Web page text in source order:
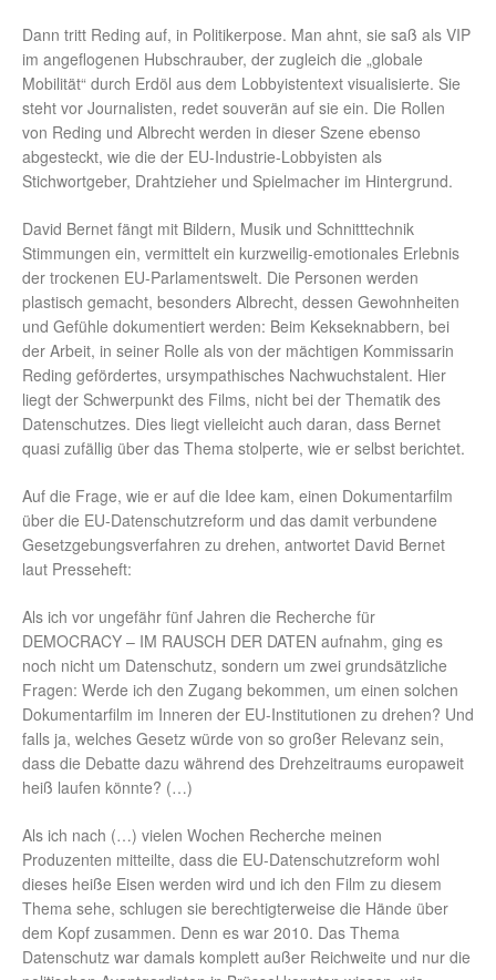
Dann tritt Reding auf, in Politikerpose. Man ahnt, sie saß als VIP
im angeflogenen Hubschrauber, der zugleich die „globale
Mobilität“ durch Erdöl aus dem Lobbyistentext visualisierte. Sie
steht vor Journalisten, redet souverän auf sie ein. Die Rollen
von Reding und Albrecht werden in dieser Szene ebenso
abgesteckt, wie die der EU-Industrie-Lobbyisten als
Stichwortgeber, Drahtzieher und Spielmacher im Hintergrund.
David Bernet fängt mit Bildern, Musik und Schnitttechnik
Stimmungen ein, vermittelt ein kurzweilig-emotionales Erlebnis
der trockenen EU-Parlamentswelt. Die Personen werden
plastisch gemacht, besonders Albrecht, dessen Gewohnheiten
und Gefühle dokumentiert werden: Beim Kekseknabbern, bei
der Arbeit, in seiner Rolle als von der mächtigen Kommissarin
Reding gefördertes, ursympathisches Nachwuchstalent. Hier
liegt der Schwerpunkt des Films, nicht bei der Thematik des
Datenschutzes. Dies liegt vielleicht auch daran, dass Bernet
quasi zufällig über das Thema stolperte, wie er selbst berichtet.
Auf die Frage, wie er auf die Idee kam, einen Dokumentarfilm
über die EU-Datenschutzreform und das damit verbundene
Gesetzgebungsverfahren zu drehen, antwortet David Bernet
laut Presseheft:
Als ich vor ungefähr fünf Jahren die Recherche für
DEMOCRACY – IM RAUSCH DER DATEN aufnahm, ging es
noch nicht um Datenschutz, sondern um zwei grundsätzliche
Fragen: Werde ich den Zugang bekommen, um einen solchen
Dokumentarfilm im Inneren der EU-Institutionen zu drehen? Und
falls ja, welches Gesetz würde von so großer Relevanz sein,
dass die Debatte dazu während des Drehzeitraums europaweit
heiß laufen könnte? (…)
Als ich nach (…) vielen Wochen Recherche meinen
Produzenten mitteilte, dass die EU-Datenschutzreform wohl
dieses heiße Eisen werden wird und ich den Film zu diesem
Thema sehe, schlugen sie berechtigterweise die Hände über
dem Kopf zusammen. Denn es war 2010. Das Thema
Datenschutz war damals komplett außer Reichweite und nur die